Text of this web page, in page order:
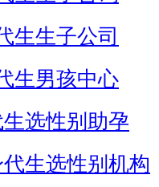
生生子公司
生男孩中心
选性别助孕
生选性别机构